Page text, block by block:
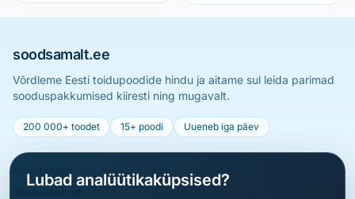
soodsamalt.ee
Võrdleme Eesti toidupoodide hindu ja aitame sul leida parimad
sooduspakkumised kiiresti ning mugavalt.
200 000+ toodet 15+ poodi Uueneb iga päev
Lubad analüütikaküpsised?